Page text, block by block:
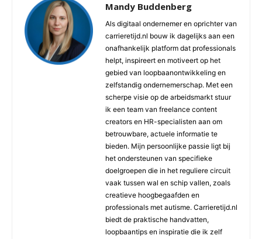
Mandy Buddenberg
Als digitaal ondernemer en oprichter van
carrieretijd.nl bouw ik dagelijks aan een
onafhankelijk platform dat professionals
helpt, inspireert en motiveert op het
gebied van loopbaanontwikkeling en
zelfstandig ondernemerschap. Met een
scherpe visie op de arbeidsmarkt stuur
ik een team van freelance content
creators en HR-specialisten aan om
betrouwbare, actuele informatie te
bieden. Mijn persoonlijke passie ligt bij
het ondersteunen van specifieke
doelgroepen die in het reguliere circuit
vaak tussen wal en schip vallen, zoals
creatieve hoogbegaafden en
professionals met autisme. Carrieretijd.nl
biedt de praktische handvatten,
loopbaantips en inspiratie die ik zelf